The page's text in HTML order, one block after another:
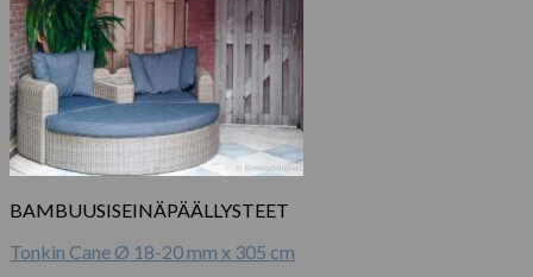
BAMBUUSISEINÄPÄÄLLYSTEET
Tonkin Cane Ø 18-20 mm x 305 cm